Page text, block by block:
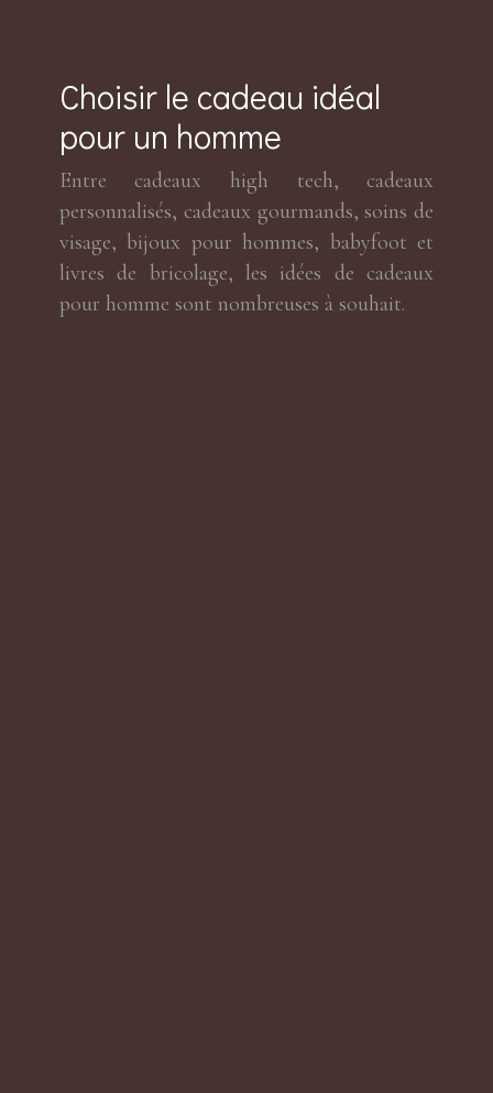
Choisir le cadeau idéal
pour un homme
Entre cadeaux high tech, cadeaux
personnalisés, cadeaux gourmands, soins de
visage, bijoux pour hommes, babyfoot et
livres de bricolage, les idées de cadeaux
pour homme sont nombreuses à souhait.